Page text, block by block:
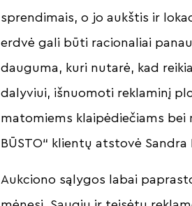
sprendimais, o jo aukštis ir
erdvė gali būti racionaliai
dauguma, kuri nutarė, kad
dalyviui, išnuomoti reklaminį
matomiems klaipėdiečiams bei
BŪSTO“ klientų atstovė Sandra
Aukciono sąlygos labai